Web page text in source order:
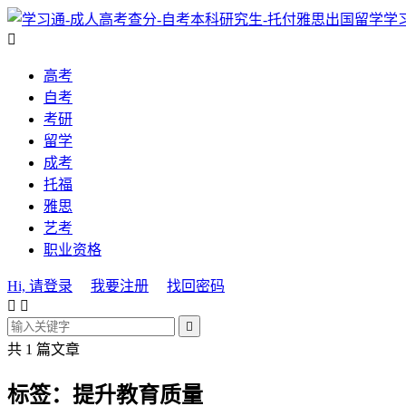
学

高考
自考
考研
留学
成考
托福
雅思
艺考
职业资格
Hi, 请登录 我要注册
找回密码
 

共 1 篇文章
标签：提升教育质量